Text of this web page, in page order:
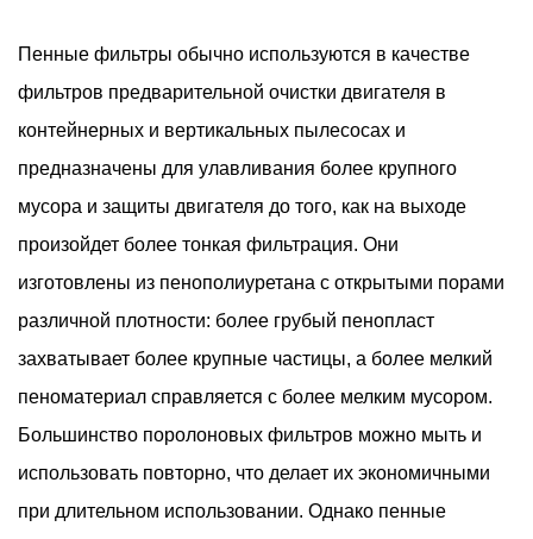
Пенные фильтры обычно используются в качестве
фильтров предварительной очистки двигателя в
контейнерных и вертикальных пылесосах и
предназначены для улавливания более крупного
мусора и защиты двигателя до того, как на выходе
произойдет более тонкая фильтрация. Они
изготовлены из пенополиуретана с открытыми порами
различной плотности: более грубый пенопласт
захватывает более крупные частицы, а более мелкий
пеноматериал справляется с более мелким мусором.
Большинство поролоновых фильтров можно мыть и
использовать повторно, что делает их экономичными
при длительном использовании. Однако пенные